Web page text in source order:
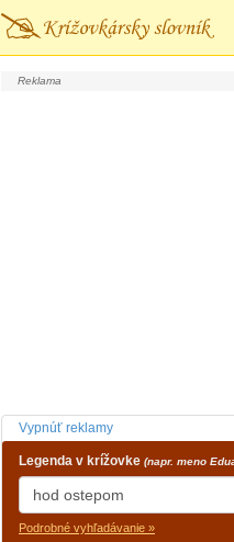
Vypnúť reklamy
Legenda v krížovke (napr. meno
Podrobné vyhľadávanie »